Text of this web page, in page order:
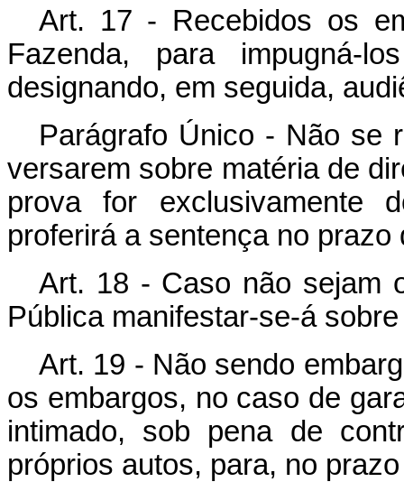
Art. 17 - Recebidos os
Fazenda, para
designando, em seguida,
Parágrafo Único - Não se
versarem sobre matéria de
prova for exclusivamente
proferirá a sentença no prazo
Art. 18 - Caso não sejam
Pública manifestar-se-á
Art. 19 - Não sendo
os embargos, no caso de
intimado, sob pena de
próprios autos, para, no